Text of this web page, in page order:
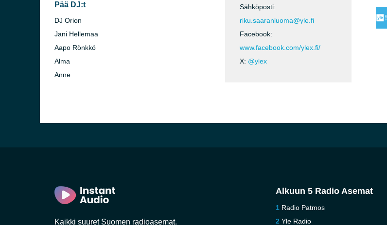
Pää DJ:t
DJ Orion
Jani Hellemaa
Aapo Rönkkö
Alma
Anne
Sähköposti:
riku.saaranluoma@yle.fi
Facebook:
www.facebook.com/ylex.fi/
X: @ylex
Kaikki suuret Suomen radioasemat.
Alkuun 5 Radio Asemat
Radio Patmos
Yle Radio